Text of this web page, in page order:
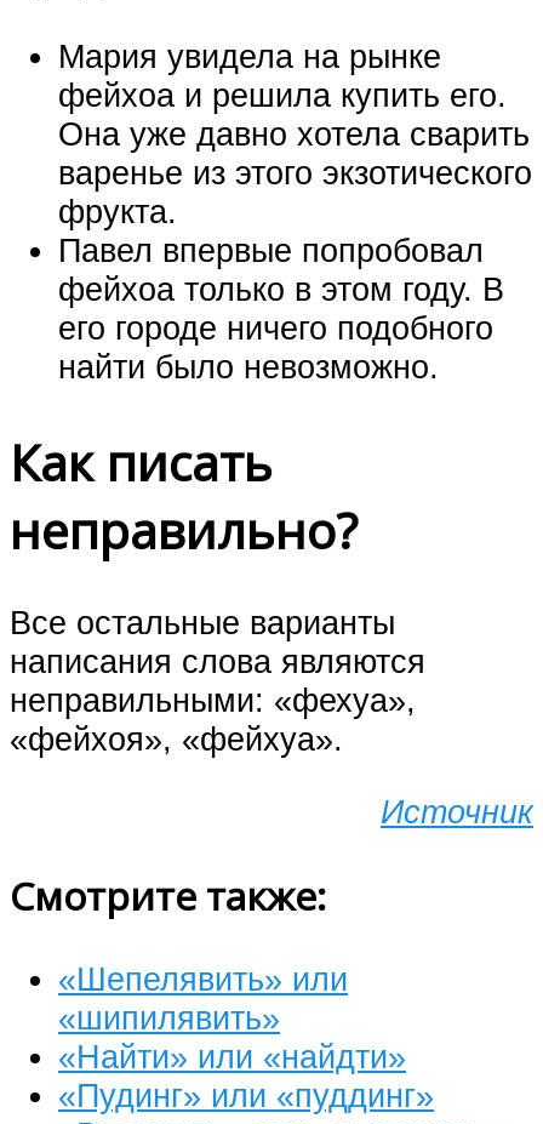
Мария увидела на рынке
фейхоа и решила купить его.
Она уже давно хотела сварить
варенье из этого экзотического
фрукта.
Павел впервые попробовал
фейхоа только в этом году. В
его городе ничего подобного
найти было невозможно.
Как писать
неправильно?
Все остальные варианты
написания слова являются
неправильными: «фехуа»,
«фейхоя», «фейхуа».
Источник
Смотрите также:
«Шепелявить» или
«шипилявить»
«Найти» или «найдти»
«Пудинг» или «пуддинг»